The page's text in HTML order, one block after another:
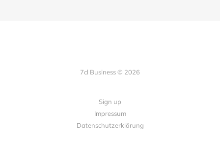
7cl Business © 2026
Sign up
Impressum
Datenschutzerklärung